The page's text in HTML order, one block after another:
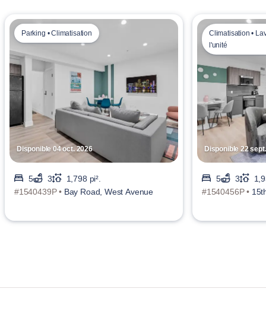
Disponible 04 oct. 2026
Parking • Climatisation
5 3
1,798 pi².
#1540439P • Bay Road, West Avenue
Disponible 22
Climatisation •
l'unité
5 3
#1540456P •